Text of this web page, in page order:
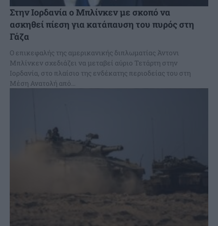
Στην Ιορδανία ο Μπλίνκεν με σκοπό να
ασκηθεί πίεση για κατάπαυση του πυρός στη
Γάζα
Ο επικεφαλής της αμερικανικής διπλωματίας Άντονι
Μπλίνκεν σχεδιάζει να μεταβεί αύριο Τετάρτη στην
Ιορδανία, στο πλαίσιο της ενδέκατης περιοδείας του στη
Μέση Ανατολή από...